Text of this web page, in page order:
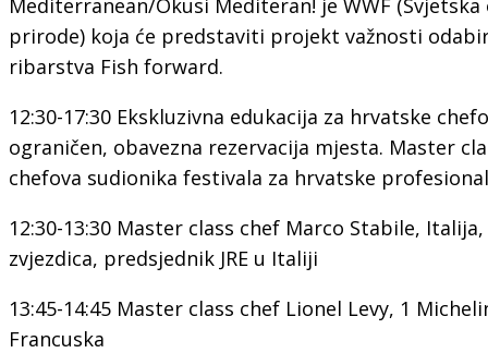
prirode) koja će predstaviti projekt važnosti
ribarstva Fish forward.
12:30-17:30 Ekskluzivna edukacija za hrvatske
ograničen, obavezna rezervacija mjesta. Master
chefova sudionika festivala za hrvatske
12:30-13:30 Master class chef Marco Stabile,
zvjezdica, predsjednik JRE u Italiji
13:45-14:45 Master class chef Lionel Levy, 1
Francuska